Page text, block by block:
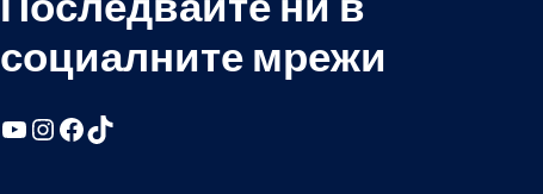
социалните мрежи
YouTube
Instagram
Facebook
TikTok